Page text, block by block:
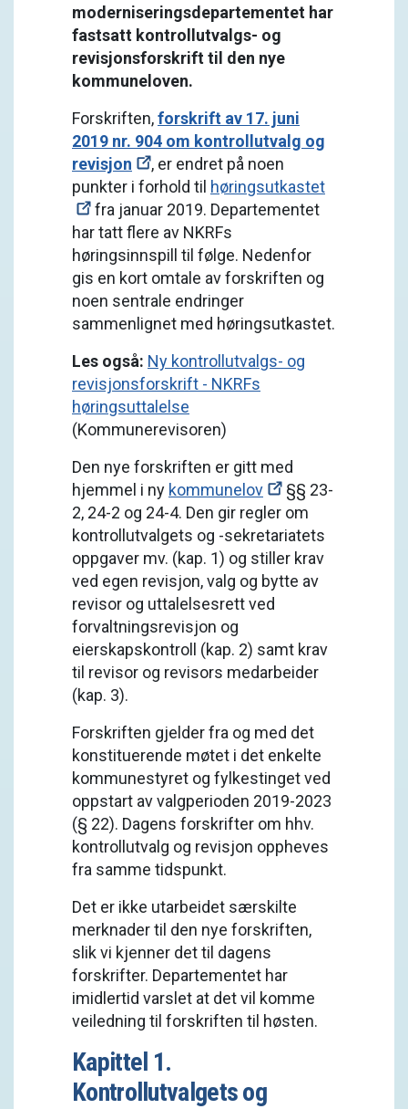
moderniseringsdepartementet har
fastsatt kontrollutvalgs- og
revisjonsforskrift til den nye
kommuneloven.
Forskriften,forskrift av 17. juni
2019 nr. 904 om kontrollutvalg og
revisjon
, er endret på noen
punkter i forhold til høringsutkastet
fra januar 2019. Departementet
har tatt flere av NKRFs
høringsinnspill til følge. Nedenfor
gis en kort omtale av forskriften og
noen sentrale endringer
sammenlignet med høringsutkastet.
Les også: Ny kontrollutvalgs- og
revisjonsforskrift - NKRFs
høringsuttalelse
(Kommunerevisoren)
Den nye forskriften er gitt med
hjemmel i ny kommunelov
§§ 23-
2, 24-2 og 24-4. Den gir regler om
kontrollutvalgets og -sekretariatets
oppgaver mv. (kap. 1) og stiller krav
ved egen revisjon, valg og bytte av
revisor og uttalelsesrett ved
forvaltningsrevisjon og
eierskapskontroll (kap. 2) samt krav
til revisor og revisors medarbeider
(kap. 3).
Forskriften gjelder fra og med det
konstituerende møtet i det enkelte
kommunestyret og fylkestinget ved
oppstart av valgperioden 2019-2023
(§ 22). Dagens forskrifter om hhv.
kontrollutvalg og revisjon oppheves
fra samme tidspunkt.
Det er ikke utarbeidet særskilte
merknader til den nye forskriften,
slik vi kjenner det til dagens
forskrifter. Departementet har
imidlertid varslet at det vil komme
veiledning til forskriften til høsten.
Kapittel 1.
Kontrollutvalgets og